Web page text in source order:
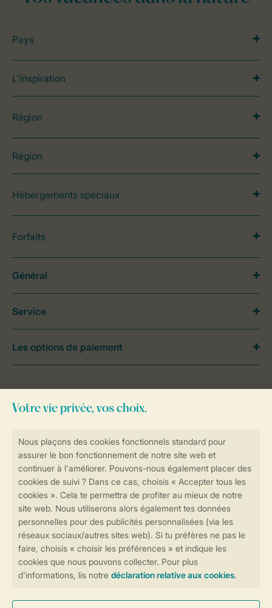
Réservations en ligne rapides et sécurisées
Transmission sécurisée des données
Paiement sécurisé
Pays
L’inspiration
Région
Région
Hébergements spéciaux
Forfaits
contactez notreContact Center.
Général
Service
Les options de paiement